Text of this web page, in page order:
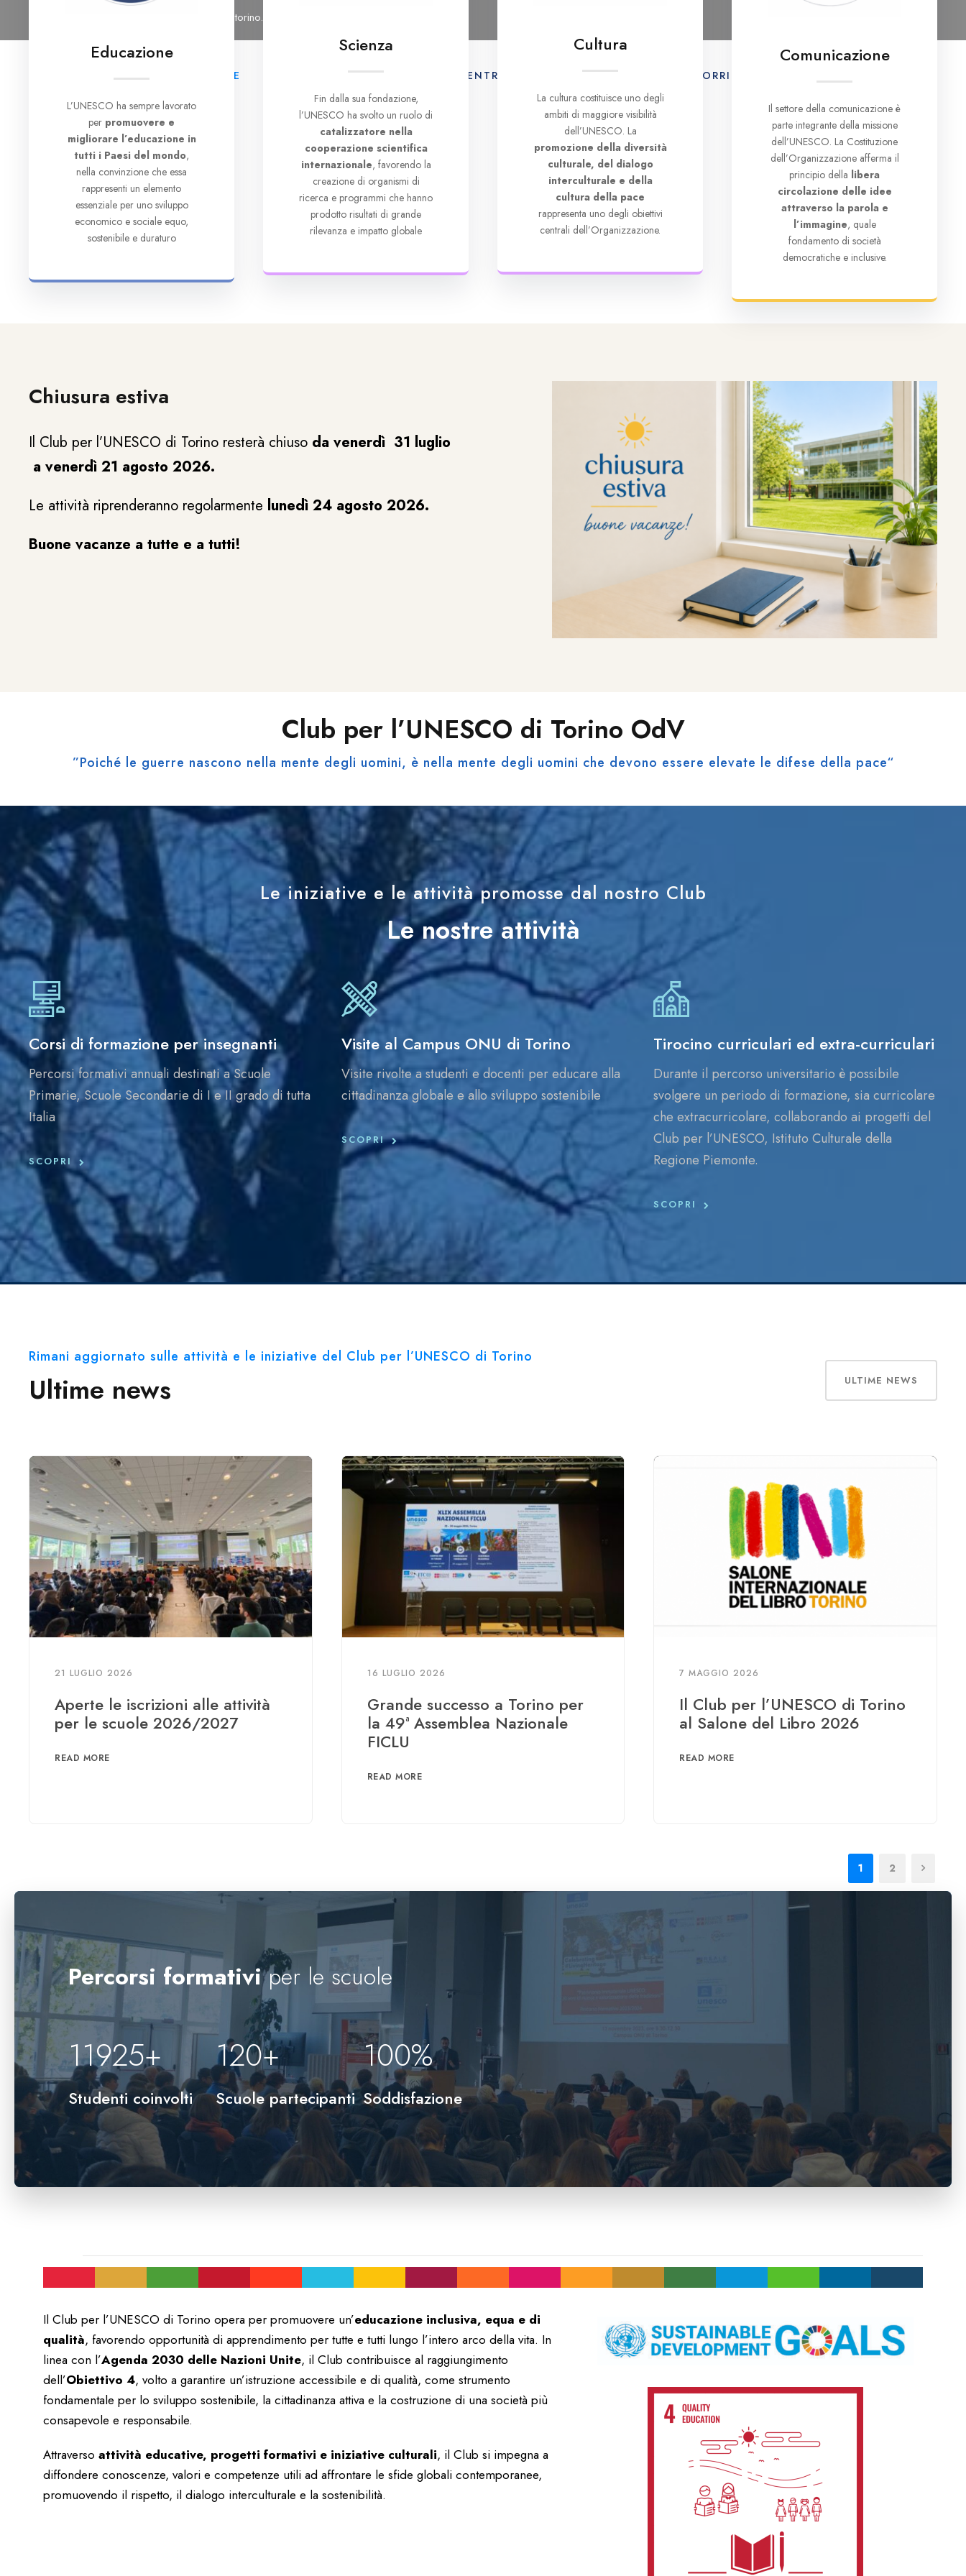
Email: segreteria@cutorino.org
HOME ATTIVITÀ CENTRO DI DOCUMENTAZIONE IL CORRIERE UNESCO
Educazione
L’UNESCO ha sempre lavorato
per promuovere e
migliorare l’educazione in
tutti i Paesi del mondo,
nella convinzione che essa
rappresenti un elemento
essenziale per uno sviluppo
economico e sociale equo,
sostenibile e duraturo
Scienza
Fin dalla sua fondazione,
l’UNESCO ha svolto un ruolo di
catalizzatore nella
cooperazione scientifica
internazionale, favorendo la
creazione di organismi di
ricerca e programmi che hanno
prodotto risultati di grande
rilevanza e impatto globale
Cultura
La cultura costituisce uno degli
ambiti di maggiore visibilità
dell’UNESCO. La
promozione della diversità
culturale, del dialogo
interculturale e della
cultura della pace
rappresenta uno degli obiettivi
centrali dell’Organizzazione.
Comunicazione
Il settore della comunicazione è
parte integrante della missione
dell’UNESCO. La Costituzione
dell’Organizzazione afferma il
principio della libera
circolazione delle idee
attraverso la parola e
l’immagine, quale
fondamento di società
democratiche e inclusive.
Chiusura estiva
Il Club per l’UNESCO di Torino resterà chiuso da venerdì 31 luglio
a venerdì 21 agosto 2026.
Le attività riprenderanno regolarmente lunedì 24 agosto 2026.
Buone vacanze a tutte e a tutti!
Club per l’UNESCO di Torino OdV
”Poiché le guerre nascono nella mente degli uomini, è nella mente degli uomini che devono essere elevate le difese della pace“
Le iniziative e le attività promosse dal nostro Club
Le nostre attività
Corsi di formazione per insegnanti
Percorsi formativi annuali destinati a Scuole
Primarie, Scuole Secondarie di I e II grado di tutta
Italia
SCOPRI
Visite al Campus ONU di Torino
Visite rivolte a studenti e docenti per educare alla
cittadinanza globale e allo sviluppo sostenibile
SCOPRI
Tirocino curriculari ed extra-curriculari
Durante il percorso universitario è possibile
svolgere un periodo di formazione, sia curricolare
che extracurricolare, collaborando ai progetti del
Club per l’UNESCO, Istituto Culturale della
Regione Piemonte.
SCOPRI
Rimani aggiornato sulle attività e le iniziative del Club per l’UNESCO di Torino
Ultime news ULTIME NEWS
21 LUGLIO 2026
Aperte le iscrizioni alle attività
per le scuole 2026/2027
READ MORE
16 LUGLIO 2026
Grande successo a Torino per
la 49ª Assemblea Nazionale
FICLU
READ MORE
7 MAGGIO 2026
Il Club per l’UNESCO di Torino
al Salone del Libro 2026
READ MORE
1 2
Percorsi formativiper le scuole
12000+
Studenti coinvolti
120+
Scuole partecipanti
100%
Soddisfazione
Il Club per l’UNESCO di Torino opera per promuovere un’educazione inclusiva, equa e di
qualità, favorendo opportunità di apprendimento per tutte e tutti lungo l’intero arco della vita. In
linea con l’Agenda 2030 delle Nazioni Unite, il Club contribuisce al raggiungimento
dell’Obiettivo 4, volto a garantire un’istruzione accessibile e di qualità, come strumento
fondamentale per lo sviluppo sostenibile, la cittadinanza attiva e la costruzione di una società più
consapevole e responsabile.
Attraverso attività educative, progetti formativi e iniziative culturali, il Club si impegna a
diffondere conoscenze, valori e competenze utili ad affrontare le sfide globali contemporanee,
promuovendo il rispetto, il dialogo interculturale e la sostenibilità.